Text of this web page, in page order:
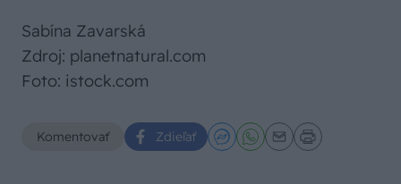
Sabína Zavarská
Zdroj: planetnatural.com
Foto: istock.com
Komentovať Zdieľať